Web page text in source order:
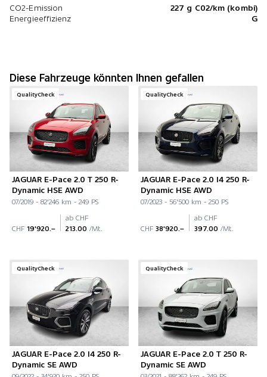
CO2-Emission
227 g C02/km (kombi)
Energieeffizienz
G
Diese Fahrzeuge könnten Ihnen gefallen
QualityCheck
JAGUAR E-Pace 2.0 T 250 R-
Dynamic HSE AWD
07/2019 - 82'246 km - 249 PS
CHF 19'920.–
ab CHF
213.00 /Mt.
QualityCheck
JAGUAR E-Pace 2.0 I4 250 R-
Dynamic HSE AWD
07/2023 - 56'500 km - 250 PS
CHF 38'920.–
ab CHF
397.00 /Mt.
QualityCheck
JAGUAR E-Pace 2.0 I4 250 R-
Dynamic SE AWD
QualityCheck
JAGUAR E-Pace 2.0 T 250 R-
Dynamic SE AWD